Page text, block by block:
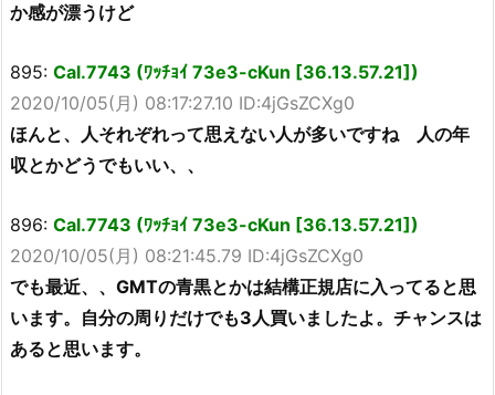
か感が漂うけど
895: Cal.7743 (ﾜｯﾁｮｲ 73e3-cKun [36.13.57.21])
2020/10/05(月) 08:17:27.10 ID:4jGsZCXg0
ほんと、人それぞれって思えない人が多いですね 人の年
収とかどうでもいい、、
896: Cal.7743 (ﾜｯﾁｮｲ 73e3-cKun [36.13.57.21])
2020/10/05(月) 08:21:45.79 ID:4jGsZCXg0
でも最近、、GMTの青黒とかは結構正規店に入ってると思
います。自分の周りだけでも3人買いましたよ。チャンスは
あると思います。